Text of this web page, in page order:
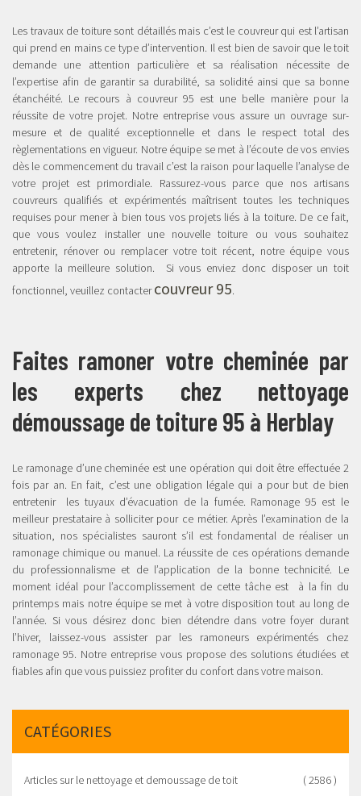
Les travaux de toiture sont détaillés mais c’est le couvreur qui est l’artisan
qui prend en mains ce type d’intervention. Il est bien de savoir que le toit
demande une attention particulière et sa réalisation nécessite de
l’expertise afin de garantir sa durabilité, sa solidité ainsi que sa bonne
étanchéité. Le recours à couvreur 95 est une belle manière pour la
réussite de votre projet. Notre entreprise vous assure un ouvrage sur-
mesure et de qualité exceptionnelle et dans le respect total des
règlementations en vigueur. Notre équipe se met à l’écoute de vos envies
dès le commencement du travail c’est la raison pour laquelle l’analyse de
votre projet est primordiale. Rassurez-vous parce que nos artisans
couvreurs qualifiés et expérimentés maîtrisent toutes les techniques
requises pour mener à bien tous vos projets liés à la toiture. De ce fait,
que vous voulez installer une nouvelle toiture ou vous souhaitez
entretenir, rénover ou remplacer votre toit récent, notre équipe vous
apporte la meilleure solution. Si vous enviez donc disposer un toit
fonctionnel, veuillez contactercouvreur 95.
Faites ramoner votre cheminée par
les experts chez nettoyage
démoussage de toiture 95 à Herblay
Le ramonage d’une cheminée est une opération qui doit être effectuée 2
fois par an. En fait, c’est une obligation légale qui a pour but de bien
entretenir les tuyaux d’évacuation de la fumée. Ramonage 95 est le
meilleur prestataire à solliciter pour ce métier. Après l’examination de la
situation, nos spécialistes sauront s’il est fondamental de réaliser un
ramonage chimique ou manuel. La réussite de ces opérations demande
du professionnalisme et de l’application de la bonne technicité. Le
moment idéal pour l’accomplissement de cette tâche est à la fin du
printemps mais notre équipe se met à votre disposition tout au long de
l’année. Si vous désirez donc bien détendre dans votre foyer durant
l’hiver, laissez-vous assister par les ramoneurs expérimentés chez
ramonage 95. Notre entreprise vous propose des solutions étudiées et
fiables afin que vous puissiez profiter du confort dans votre maison.
CATÉGORIES
Articles sur le nettoyage et demoussage de toit ( 2586 )